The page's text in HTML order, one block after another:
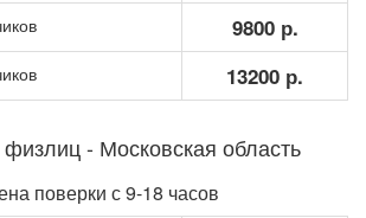
9800 р.
13200 р.
- Московская область
поверки с 9-18 часов